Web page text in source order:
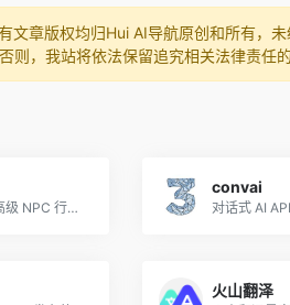
文章版权均归Hui AI导航原创和所有，
则，我站将依法保留追究相关法律责任的
Inworld 提供了一个平台，用于将高级 NPC 行为和即兴对话添加到游戏和实时媒体中。使用文本到字符的提示来创建角色个性并使用 Inworld SDK 集成到体验中。
convai
火山翻泽